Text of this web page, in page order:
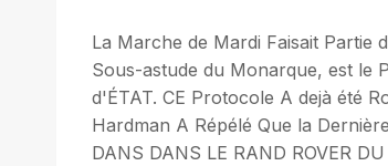
La Marche de Mardi Faisait Partie
Sous-astude du Monarque, est le
d'ÉTAT. CE Protocole A dejà été
Hardman A Répélé Que la
DANS DANS LE RAND ROVER